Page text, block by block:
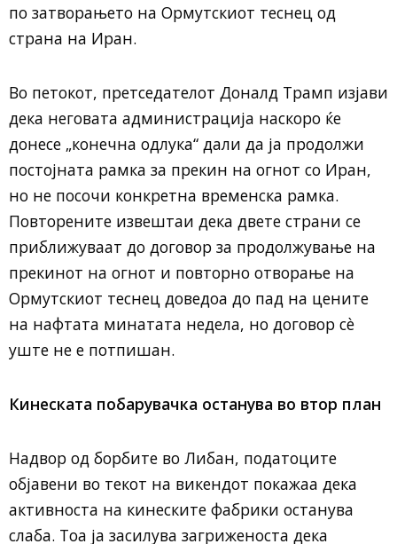
по затворањето на Ормутскиот теснец од
страна на Иран.
Во петокот, претседателот Доналд Трамп изјави
дека неговата администрација наскоро ќе
донесе „конечна одлука“ дали да ја продолжи
постојната рамка за прекин на огнот со Иран,
но не посочи конкретна временска рамка.
Повторените извештаи дека двете страни се
приближуваат до договор за продолжување на
прекинот на огнот и повторно отворање на
Ормутскиот теснец доведоа до пад на цените
на нафтата минатата недела, но договор сè
уште не е потпишан.
Кинеската побарувачка останува во втор план
Надвор од борбите во Либан, податоците
објавени во текот на викендот покажаа дека
активноста на кинеските фабрики останува
слаба. Тоа ја засилува загриженоста дека